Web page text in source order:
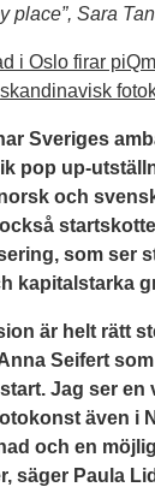
place”, Sara
i Oslo firar
skandinavisk
Sveriges
pop up-
och
som ser
kapitalstarka
är helt rätt
Seifert
Jag ser en
även i
och en
säger Paula